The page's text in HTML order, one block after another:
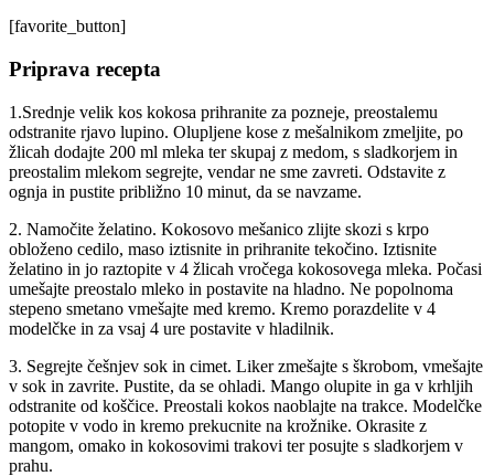
[favorite_button]
Priprava recepta
1.Srednje velik kos kokosa prihranite za pozneje, preostalemu
odstranite rjavo lupino. Olupljene kose z mešalnikom zmeljite, po
žlicah dodajte 200 ml mleka ter skupaj z medom, s sladkorjem in
preostalim mlekom segrejte, vendar ne sme zavreti. Odstavite z
ognja in pustite približno 10 minut, da se navzame.
2. Namočite želatino. Kokosovo mešanico zlijte skozi s krpo
obloženo cedilo, maso iztisnite in prihranite tekočino. Iztisnite
želatino in jo raztopite v 4 žlicah vročega kokosovega mleka. Počasi
umešajte preostalo mleko in postavite na hladno. Ne popolnoma
stepeno smetano vmešajte med kremo. Kremo porazdelite v 4
modelčke in za vsaj 4 ure postavite v hladilnik.
3. Segrejte češnjev sok in cimet. Liker zmešajte s škrobom, vmešajte
v sok in zavrite. Pustite, da se ohladi. Mango olupite in ga v krhljih
odstranite od koščice. Preostali kokos naoblajte na trakce. Modelčke
potopite v vodo in kremo prekucnite na krožnike. Okrasite z
mangom, omako in kokosovimi trakovi ter posujte s sladkorjem v
prahu.